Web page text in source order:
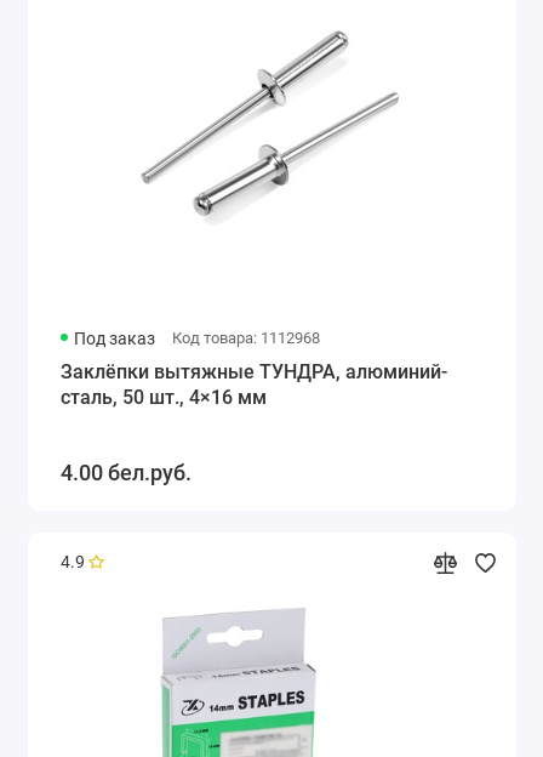
Под заказ Код товара: 1112968
Заклёпки вытяжные ТУНДРА, алюминий-
сталь, 50 шт., 4×16 мм
4.00 бел.руб.
4.9